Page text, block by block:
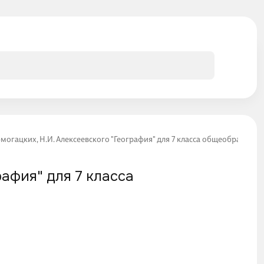
Н.И. Алексеевского "География" для 7 класса
для 7 класса